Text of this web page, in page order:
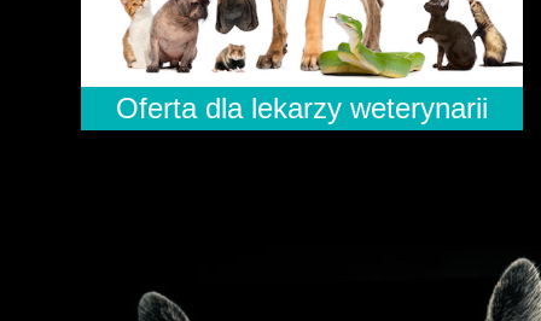
Oferta dla lekarzy weterynarii